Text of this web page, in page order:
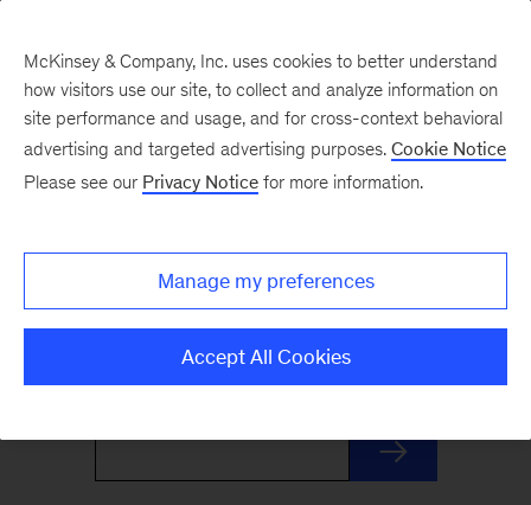
Destacados
Lo invitamos a leer nuestros artículos más
relevantes en español y suscribirse al boletín
para recibirlo directamente en su buzón.
McKinsey & Company, Inc. uses cookies to better understand
how visitors use our site, to collect and analyze information on
site performance and usage, and for cross-context behavioral
advertising and targeted advertising purposes. Cookie Notice
Please see our Privacy Notice for more information.
Manage my preferences
Accept All Cookies